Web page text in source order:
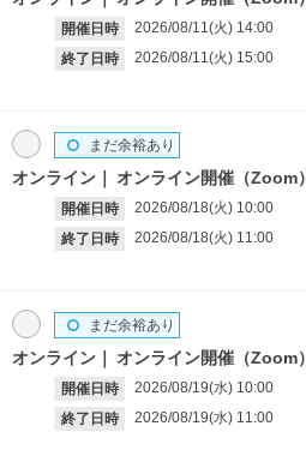
開催日時 2026/08/11(火) 14:00
終了日時
2026/08/11(火) 15:00
オンライン オンライン開催（Zoom）
開催日時 2026/08/18(火) 10:00
終了日時
2026/08/18(火) 11:00
まだ余裕あり
オンライン オンライン開催（Zoom）
開催日時 2026/08/19(水) 10:00
終了日時
2026/08/19(水) 11:00
まだ余裕あり